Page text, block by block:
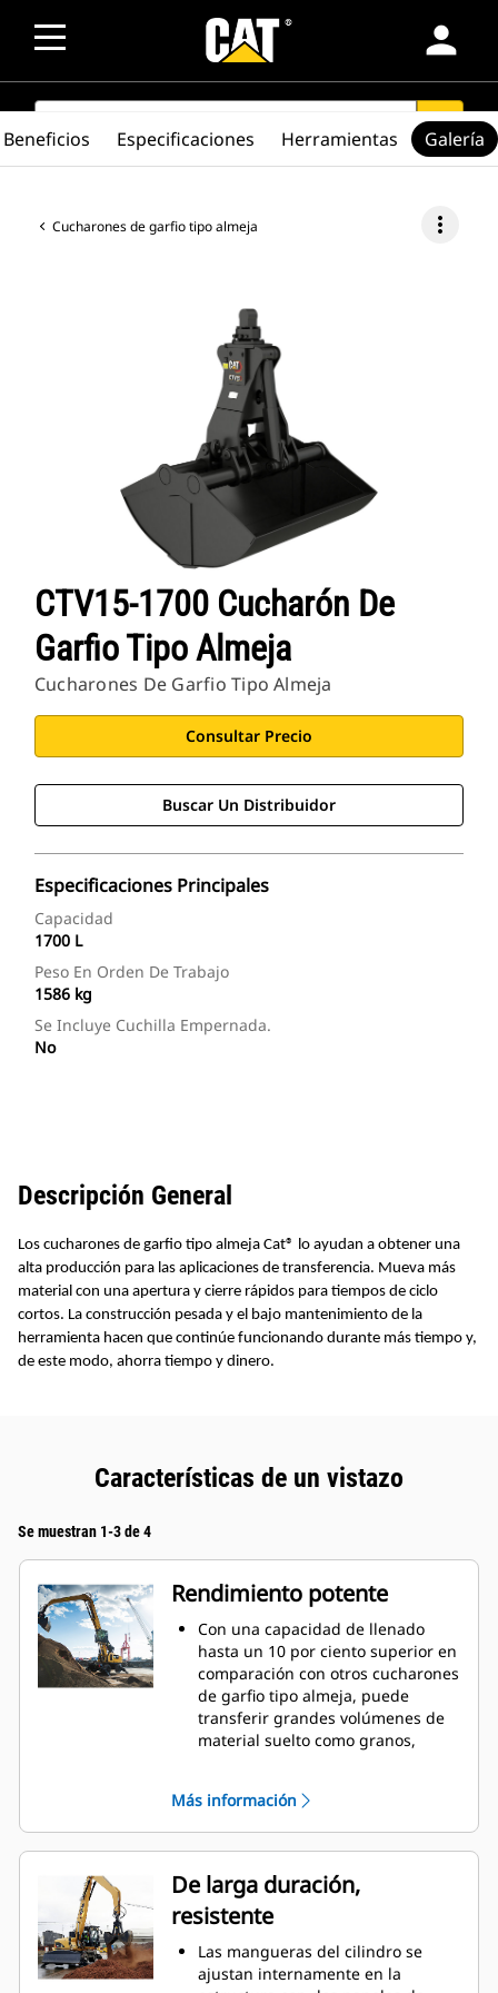
person
SEARCH search
Cucharones de garfio tipo almeja more_vert
CTV15-1700 Cucharón De
Garfio Tipo Almeja
Cucharones De Garfio Tipo Almeja
Consultar Precio
Buscar Un Distribuidor
Especificaciones Principales
Capacidad
1700 L
Peso En Orden De Trabajo
1586 kg
Se Incluye Cuchilla Empernada.
No
Beneficios Especificaciones Herramientas Galería
Descripción General
Los cucharones de garfio tipo almeja Cat® lo ayudan a obtener una
alta producción para las aplicaciones de transferencia. Mueva más
material con una apertura y cierre rápidos para tiempos de ciclo
cortos. La construcción pesada y el bajo mantenimiento de la
herramienta hacen que continúe funcionando durante más tiempo y,
de este modo, ahorra tiempo y dinero.
Características de un vistazo
Se muestran 1-3 de 4
Rendimiento potente
Con una capacidad de llenado
hasta un 10 por ciento superior en
comparación con otros cucharones
de garfio tipo almeja, puede
transferir grandes volúmenes de
material suelto como granos,
la amplia apertura del
revestimiento para materiales a
granel.
La potente fuerza de cierre de los
revestimientos de garfios
combinada con el tiempo de
apertura y cierre rápidos lo
ayudan a reducir el tiempo de los
ciclos y permanecer en la tarea
Más información
De larga duración,
resistente
Las mangueras del cilindro se
ajustan internamente en la